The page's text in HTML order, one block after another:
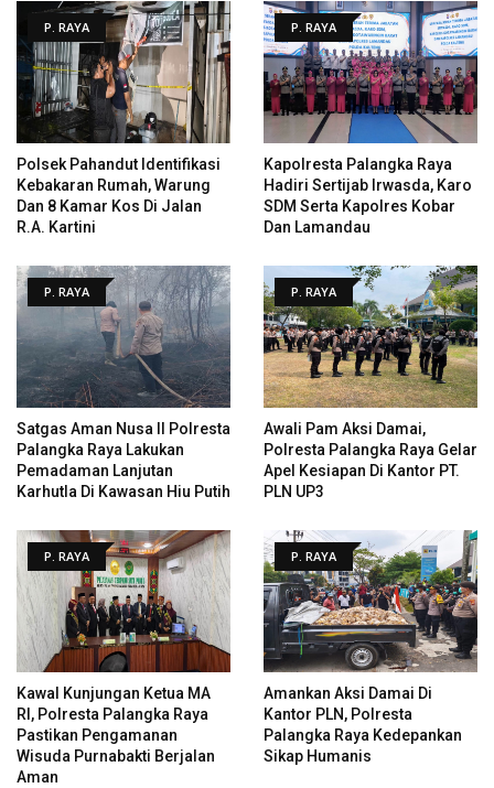
P. RAYA
Polsek Pahandut Identifikasi
Kebakaran Rumah, Warung
Dan 8 Kamar Kos Di Jalan
R.A. Kartini
P. RAYA
Kapolresta Palangka Raya
Hadiri Sertijab Irwasda, Karo
SDM Serta Kapolres Kobar
Dan Lamandau
P. RAYA
Satgas Aman Nusa II Polresta
Palangka Raya Lakukan
Pemadaman Lanjutan
Karhutla Di Kawasan Hiu Putih
P. RAYA
Awali Pam Aksi Damai,
Polresta Palangka Raya Gelar
Apel Kesiapan Di Kantor PT.
PLN UP3
P. RAYA
Kawal Kunjungan Ketua MA
RI, Polresta Palangka Raya
Pastikan Pengamanan
Wisuda Purnabakti Berjalan
Aman
P. RAYA
Amankan Aksi Damai Di
Kantor PLN, Polresta
Palangka Raya Kedepankan
Sikap Humanis